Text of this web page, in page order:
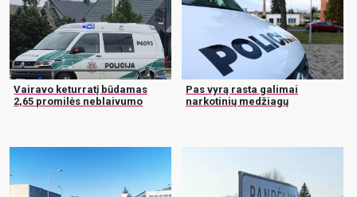
Vairavo keturratį būdamas
2,65 promilės neblaivumo
Pas vyrą rasta galimai
narkotinių medžiagų